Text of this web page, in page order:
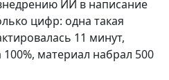
ИИ в написание
цифр: одна такая
11 минут,
материал набрал 500